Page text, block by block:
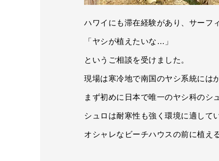
ハワイにも滞在経験があり、サーフ
「ヤシが植えたいな…」
というご相談を受けました。
現場は寒冷地で南国のヤシ系統には
まず初めに日本で唯一のヤシ科のシ
シュロは耐寒性も強く環境に適して
オシャレなビーチハウスの前に植え